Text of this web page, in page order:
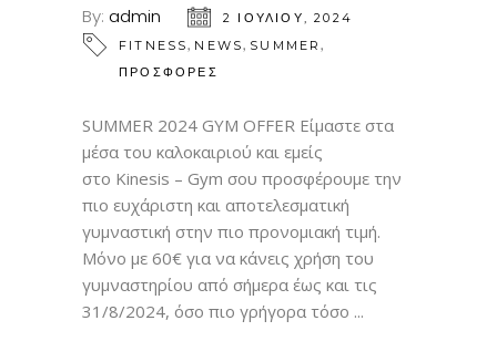
By: admin
2 ΙΟΥΛΊΟΥ, 2024
FITNESS, NEWS, SUMMER,
ΠΡΟΣΦΟΡΕΣ
SUMMER 2024 GYM OFFER Είμαστε στα
μέσα του καλοκαιριού και εμείς
στο Kinesis – Gym σου προσφέρουμε την
πιο ευχάριστη και αποτελεσματική
γυμναστική στην πιο προνομιακή τιμή.
Μόνο με 60€ για να κάνεις χρήση του
γυμναστηρίου από σήμερα έως και τις
31/8/2024, όσο πιο γρήγορα τόσο